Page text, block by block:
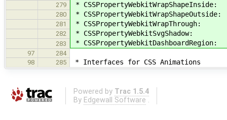
279 * CSSPropertyWebkitWrapShapeInside:
280 * CSSPropertyWebkitWrapShapeOutside:
281 * CSSPropertyWebkitWrapThrough:
282 * CSSPropertyWebkitSvgShadow:
283 * CSSPropertyWebkitDashboardRegion:
97
284
98
285 * Interfaces for CSS Animations
Powered by Trac 1.5.4
By Edgewall Software .